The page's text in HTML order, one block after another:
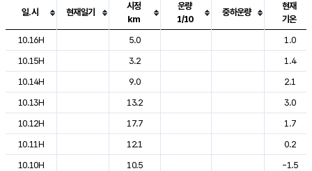
도시별 기상실황표로 지점, 날씨, 기온, 강수, 바람, 기압등을 안내한 표입
일.시 현재일기
시정
km
운량
1/10
중하운량
현재
기온
10.16H
5.0
1.0
10.15H
3.2
1.4
10.14H
9.0
2.1
10.13H
13.2
3.0
10.12H
17.7
1.7
10.11H
12.1
0.2
10.10H
10.5
-1.5